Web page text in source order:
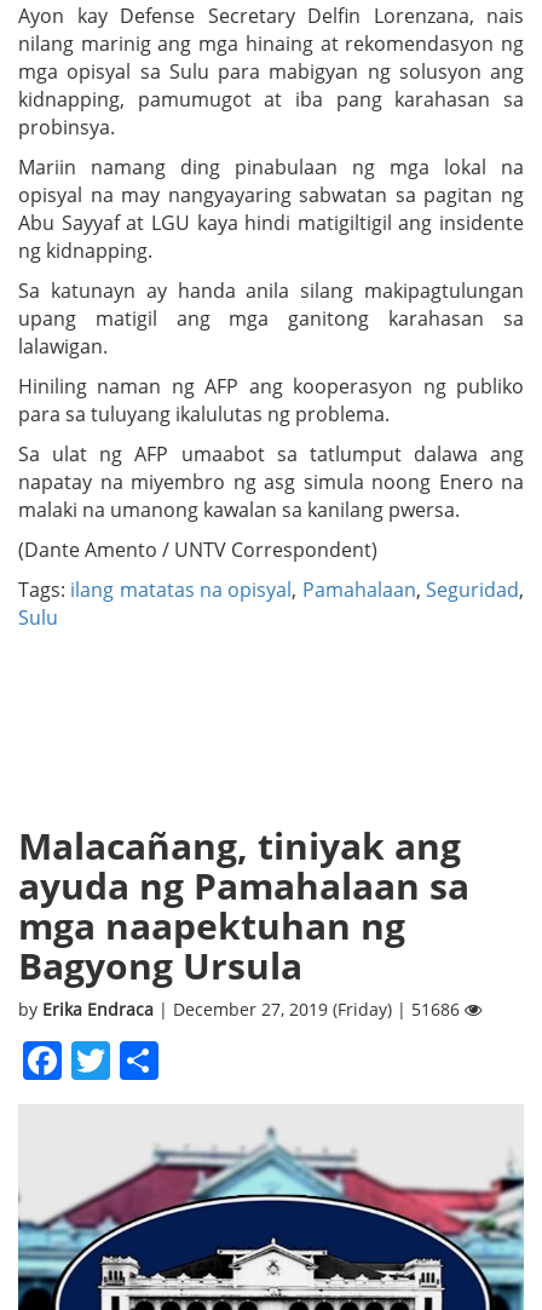
Ayon kay Defense Secretary Delfin Lorenzana, nais
nilang marinig ang mga hinaing at rekomendasyon ng
mga opisyal sa Sulu para mabigyan ng solusyon ang
kidnapping, pamumugot at iba pang karahasan sa
probinsya.
Mariin namang ding pinabulaan ng mga lokal na
opisyal na may nangyayaring sabwatan sa pagitan ng
Abu Sayyaf at LGU kaya hindi matigiltigil ang insidente
ng kidnapping.
Sa katunayn ay handa anila silang makipagtulungan
upang matigil ang mga ganitong karahasan sa
lalawigan.
Hiniling naman ng AFP ang kooperasyon ng publiko
para sa tuluyang ikalulutas ng problema.
Sa ulat ng AFP umaabot sa tatlumput dalawa ang
napatay na miyembro ng asg simula noong Enero na
malaki na umanong kawalan sa kanilang pwersa.
(Dante Amento / UNTV Correspondent)
Tags: ilang matatas na opisyal, Pamahalaan,Seguridad,
Sulu
Malacañang, tiniyak ang
ayuda ng Pamahalaan sa
mga naapektuhan ng
Bagyong Ursula
by Erika Endraca | December 27, 2019 (Friday) | 51686
Facebook
Twitter